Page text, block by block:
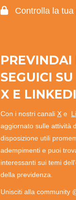
Controlla la
PREVINDAI
SEGUICI SU
X E
Con i nostri canali X e
aggiornato sulle attività
disposizione utili
adempimenti e puoi
interessanti sui temi
della previdenza.
Unisciti alla community